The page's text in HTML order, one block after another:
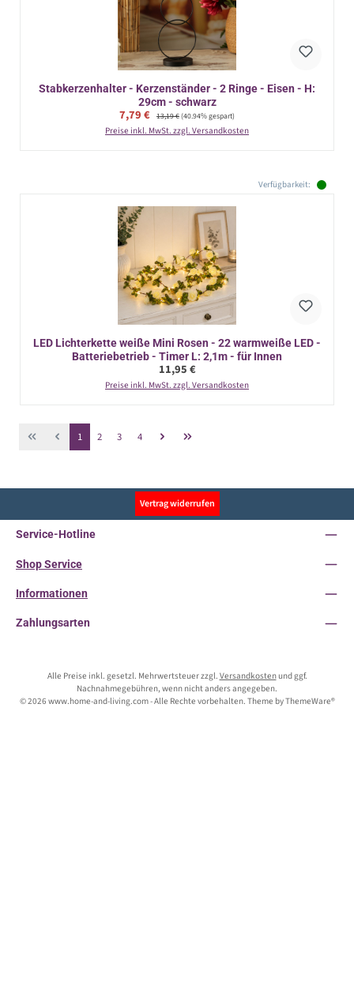
Stabkerzenhalter - Kerzenständer - 2 Ringe - Eisen - H:
29cm - schwarz
Verkaufspreis:
7,79 € Regulärer Preis:
13,19 €(40.94% gespart)
Preise inkl. MwSt. zzgl. Versandkosten
Verfügbarkeit:
LED Lichterkette weiße Mini Rosen - 22 warmweiße LED -
Batteriebetrieb - Timer L: 2,1m - für Innen
Regulärer Preis:
11,95 €
Preise inkl. MwSt. zzgl. Versandkosten
Seite
1 Seite
2 Seite
3 Seite
4
Vertrag widerrufen
Service-Hotline
Shop Service
Informationen
Zahlungsarten
Alle Preise inkl. gesetzl. Mehrwertsteuer zzgl. Versandkostenund ggf.
Nachnahmegebühren, wenn nicht anders angegeben.
© 2026 www.home-and-living.com - Alle Rechte vorbehalten. Theme byThemeWare®